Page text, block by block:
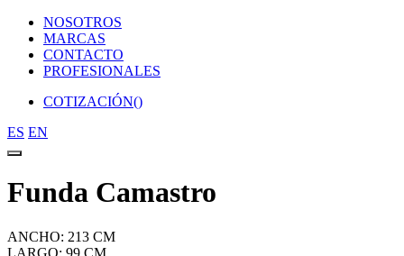
NOSOTROS
MARCAS
CONTACTO
PROFESIONALES
COTIZACIÓN()
ES EN
Funda Camastro
ANCHO: 213 CM
LARGO: 99 CM